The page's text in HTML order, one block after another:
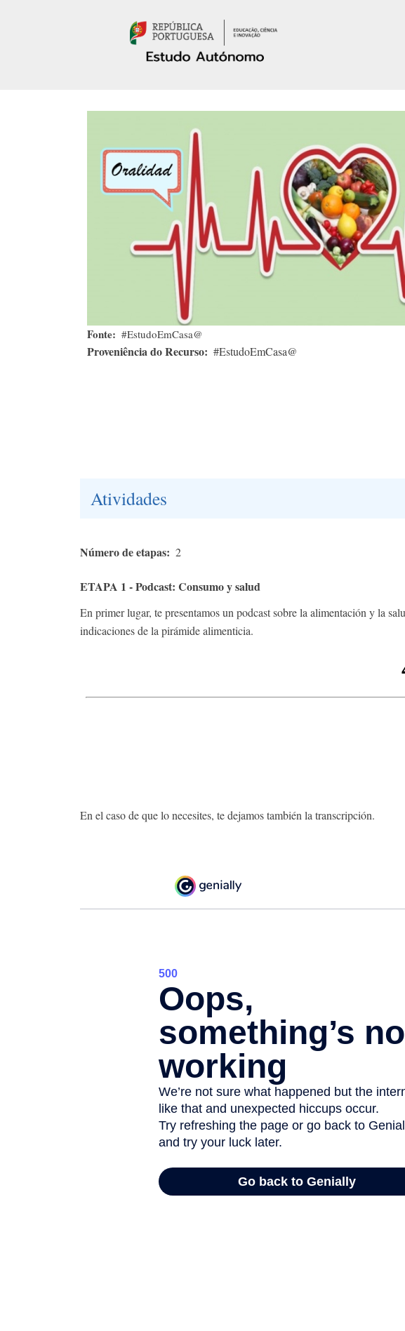
Fonte #EstudoEmCasa@
Proveniência do Recurso #EstudoEmCasa@
Atividades
Número de etapas 2
ETAPA 1 - Podcast: Consumo y salud
En primer lugar, te presentamos un podcast sobre la alimentación y la
indicaciones de la pirámide alimenticia.
En el caso de que lo necesites, te dejamos también la transcripción.